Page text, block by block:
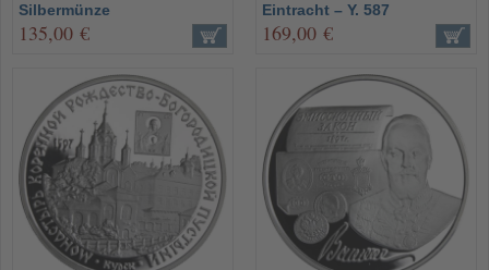
Silbermünze
135,00 €
Eintracht – Y. 587
169,00 €